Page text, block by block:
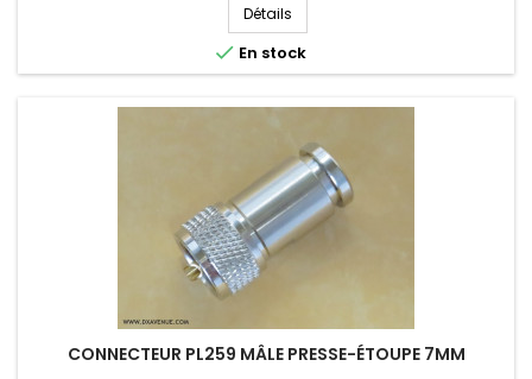
Détails
 En stock
CONNECTEUR PL259 MÂLE PRESSE-ÉTOUPE 7MM